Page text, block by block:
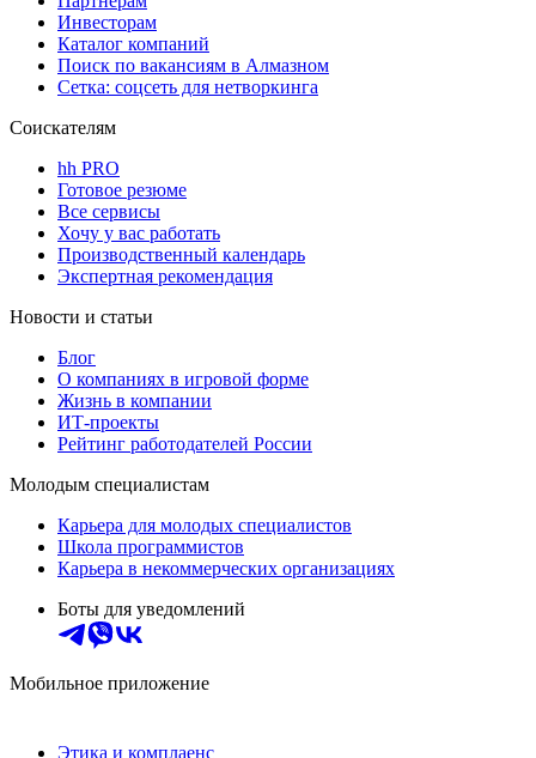
Инвесторам
Каталог компаний
Поиск по вакансиям в Алмазном
Сетка: соцсеть для нетворкинга
Соискателям
hh PRO
Готовое резюме
Все сервисы
Хочу у вас работать
Производственный календарь
Экспертная рекомендация
Новости и статьи
Блог
О компаниях в игровой форме
Жизнь в компании
ИТ-проекты
Рейтинг работодателей России
Молодым специалистам
Карьера для молодых специалистов
Школа программистов
Карьера в некоммерческих организациях
Боты для уведомлений
Мобильное приложение
Этика и комплаенс